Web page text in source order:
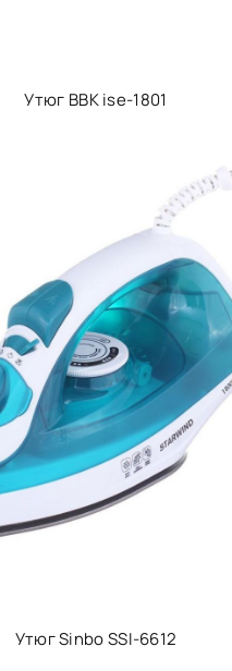
Утюг BBK ise-1801
Утюг Sinbo SSI-6612